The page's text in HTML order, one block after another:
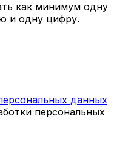
как минимум одну
и одну цифру.
данных
персональных